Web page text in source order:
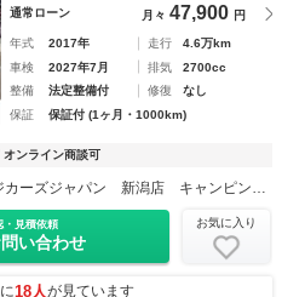
通常ローン 月々 47,900 円
年式 2017年 走行
4.6万km
車検
2027年7月 排気
2700cc
整備
法定整備付 修復
なし
保証
保証付 (1ヶ月・1000km)
オンライン商談可
（株）フジカーズジャパン 新潟店 キャンピングカー
・見積依頼
い合わせ
お気に入り
18人が見ています